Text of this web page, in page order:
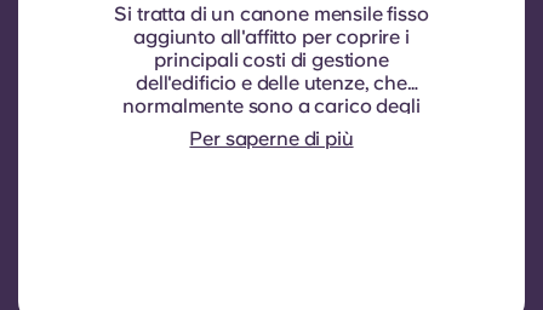
Si tratta di un canone mensile fisso
aggiunto all'affitto per coprire i
principali costi di gestione
dell'edificio e delle utenze, che
normalmente sono a carico degli
inquilini. In genere comprende:
consumo idrico, riscaldamento,
Per saperne di più